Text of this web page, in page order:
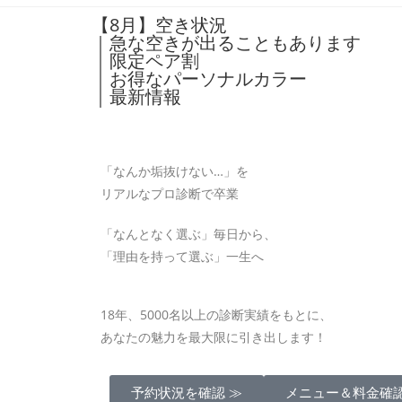
【8月】空き状況
｜急な空きが出ることもあります
｜限定ペア割
｜お得なパーソナルカラー
｜最新情報
「なんか垢抜けない…」を
リアルなプロ診断で卒業
「なんとなく選ぶ」毎日から、
「理由を持って選ぶ」一生へ
18年、5000名以上の診断実績をもとに、
あなたの魅力を最大限に引き出します！
予約状況を確認 ≫ メニュー＆料金確